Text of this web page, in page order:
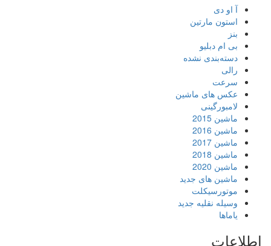
آ او دی
استون مارتین
بنز
بی ام دبلیو
دسته‌بندی نشده
رالی
سرعت
عکس های ماشین
لامبورگینی
ماشین 2015
ماشین 2016
ماشین 2017
ماشین 2018
ماشین 2020
ماشین های جدید
موتورسیکلت
وسیله نقلیه جدید
یاماها
اطلاعات